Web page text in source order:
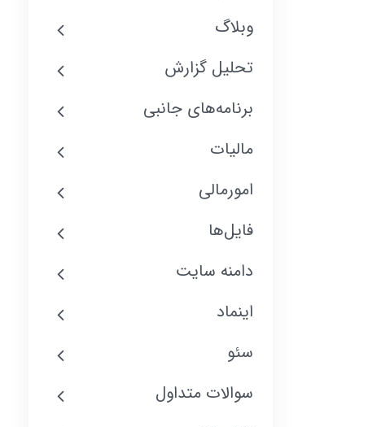
وبلاگ
تحلیل گزارش
برنامه‌های جانبی
مالیات
امورمالی
فایل‌ها
دامنه سایت
اینماد
سئو
سوالات متداول